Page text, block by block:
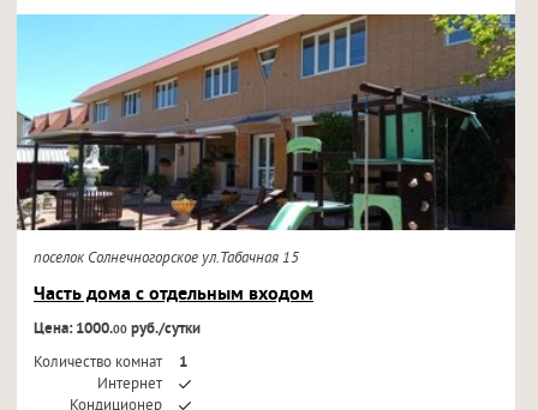
поселок Солнечногорское ул.Табачная 15
Часть дома с отдельным входом
Цена: 1000.00руб./сутки
Количество комнат
1
Интернет